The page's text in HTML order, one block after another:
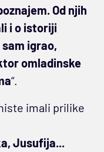
Od njih
i o istoriji
igrao,
omladinske
“.
imali prilike
Jusufija...